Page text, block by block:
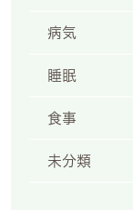
病気
睡眠
食事
未分類